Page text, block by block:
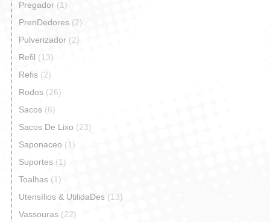
Pregador (1)
PrenDedores (2)
Pulverizador (2)
Refil (13)
Refis (2)
Rodos (26)
Sacos (6)
Sacos De Lixo (23)
Saponaceo (1)
Suportes (1)
Toalhas (1)
Utensílios & UtilidaDes (13)
Vassouras (22)